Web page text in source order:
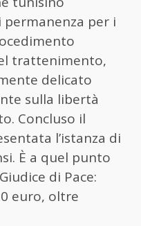
per i
trattenimento,
delicato
sulla libertà
Concluso il
l’istanza di
È a quel punto
di Pace:
euro, oltre